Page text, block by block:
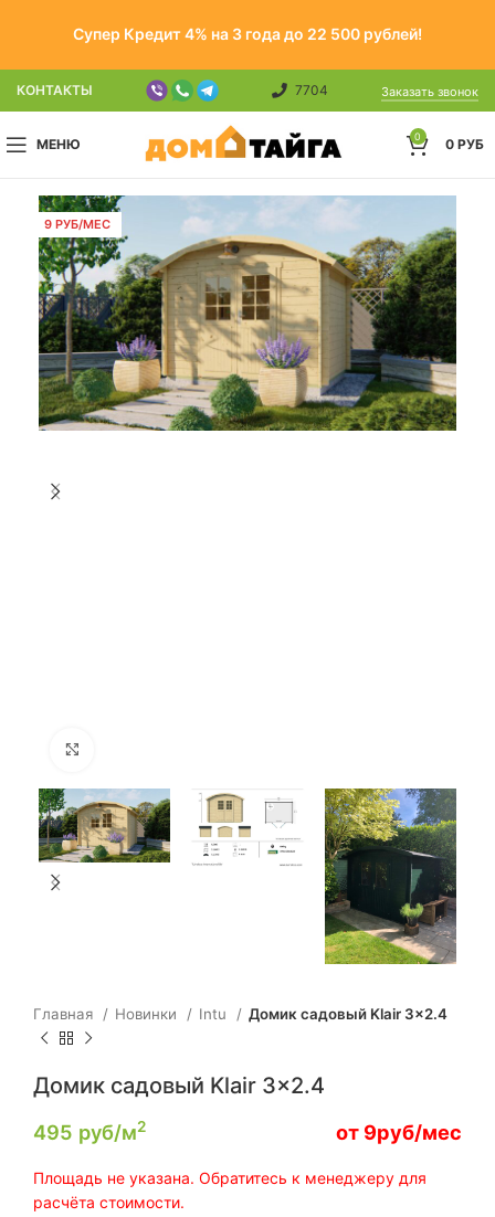
Супер Кредит 4% на 3 года до 22 500 рублей!
КОНТАКТЫ 7704 Заказать звонок
МЕНЮ 0 0 РУБ
9 РУБ/МЕС
Главная Новинки Intu Домик садовый Klair 3×2.4
Домик садовый Klair 3×2.4
495 руб/м2 от 9руб/мес
Площадь не указана. Обратитесь к менеджеру для
расчёта стоимости.